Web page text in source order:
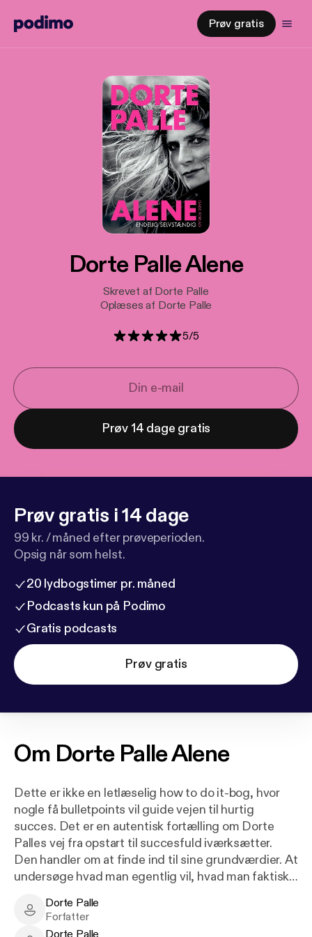
Prøv gratis
Dorte Palle Alene
Skrevet af Dorte Palle
Oplæses af Dorte Palle
5/5
Prøv 14 dage gratis
Prøv gratis i 14 dage
99 kr. / måned efter prøveperioden.
Opsig når som helst.
20 lydbogstimer pr. måned
Podcasts kun på Podimo
Gratis podcasts
Prøv gratis
Om Dorte Palle Alene
Dette er ikke en letlæselig how to do it-bog, hvor
nogle få bulletpoints vil guide vejen til hurtig
succes. Det er en autentisk fortælling om Dorte
Palles vej fra opstart til succesfuld iværksætter.
Den handler om at finde ind til sine grundværdier. At
undersøge hvad man egentlig vil, hvad man faktisk
sætter passionen op imod, hvad der reelt er
efterspørgsel på og profit i, så man kan skabe en
Dorte Palle - Author
Dorte Palle
Forfatter
Dorte Palle